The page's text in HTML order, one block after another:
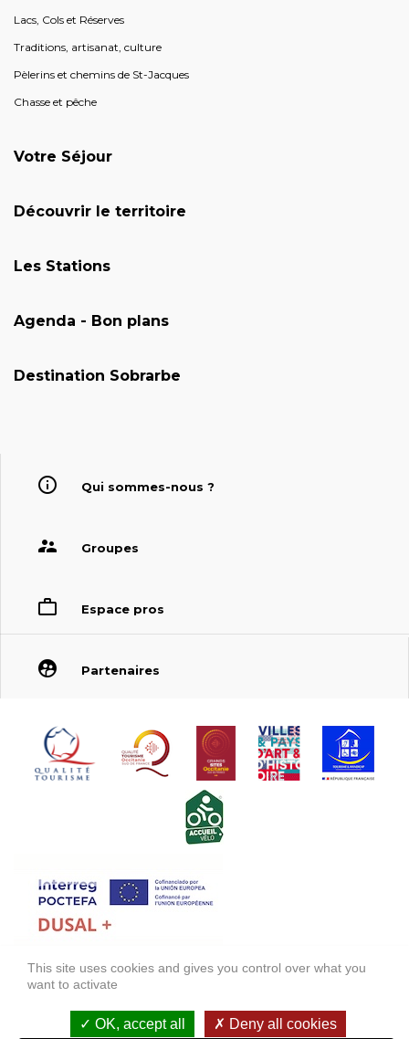
Lacs, Cols et Réserves
Traditions, artisanat, culture
Pèlerins et chemins de St-Jacques
Chasse et pêche
Votre Séjour
Découvrir le territoire
Les Stations
Agenda - Bon plans
Destination Sobrarbe
Qui sommes-nous ?
Groupes
Espace pros
Partenaires
FONDS EUROPÉEN DE DÉVELOPPEMENT RÉGIONAL (FEDER)
Mentions légales
This site uses cookies and gives you control over what you
want to activate
OK, accept all Deny all cookies